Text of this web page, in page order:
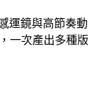
運鏡與高節奏動
一次產出多種版